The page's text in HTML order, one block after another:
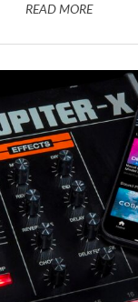
READ MORE